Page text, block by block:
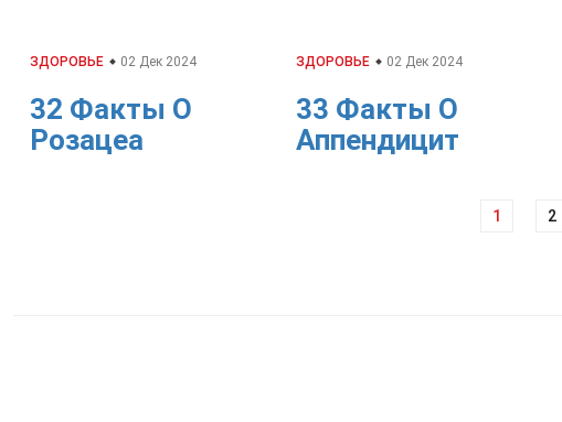
ЗДОРОВЬЕ 02 Дек 2024
32 Факты О
Розацеа
ЗДОРОВЬЕ 02 Дек 2024
33 Факты О
Аппендицит
1 2